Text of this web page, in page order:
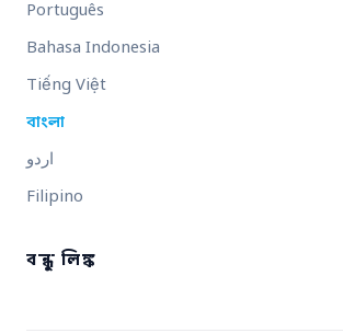
Português
Bahasa Indonesia
Tiếng Việt
বাংলা
اردو
Filipino
বন্ধু লিঙ্ক